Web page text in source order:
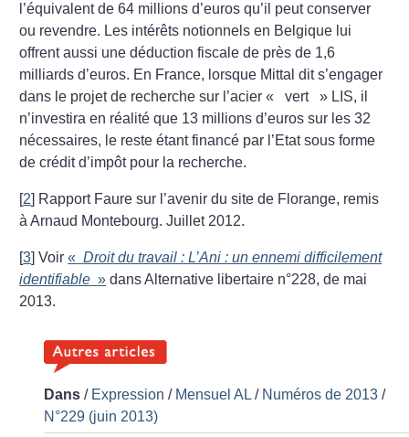
l’équivalent de 64 millions d’euros qu’il peut conserver
ou revendre. Les intérêts notionnels en Belgique lui
offrent aussi une déduction fiscale de près de 1,6
milliards d’euros. En France, lorsque Mittal dit s’engager
dans le projet de recherche sur l’acier «
vert
» LIS, il
n’investira en réalité que 13 millions d’euros sur les 32
nécessaires, le reste étant financé par l’Etat sous forme
de crédit d’impôt pour la recherche.
[2] Rapport Faure sur l’avenir du site de Florange, remis
à Arnaud Montebourg. Juillet 2012.
[3]Voir« Droit du travail : L’Ani : un ennemi difficilement
identifiable » dans Alternative libertaire n°228, de mai
2013.
Dans / Expression / Mensuel AL / Numéros de 2013 /
N°229 (juin 2013)